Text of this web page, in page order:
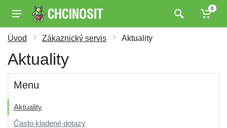
0
Úvod Zákaznický servis Aktuality
Aktuality
Menu
Aktuality
Často kladené dotazy